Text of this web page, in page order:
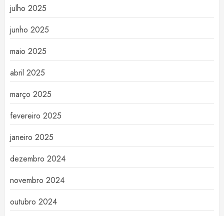
julho 2025
junho 2025
maio 2025
abril 2025
março 2025
fevereiro 2025
janeiro 2025
dezembro 2024
novembro 2024
outubro 2024